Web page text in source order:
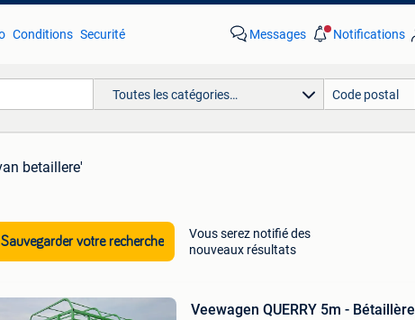
Conditions Securité Messages Notifications
Toutes les catégories…
betaillere'
Sauvegarder votre recherche
Vous serez notifié des
nouveaux résultats
Veewagen QUERRY 5m - Bétaillère